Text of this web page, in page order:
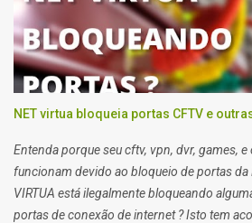
NET virtua bloqueia portas CFTV e
Entenda porque seu cftv, vpn, dvr, games,
funcionam devido ao bloqueio de portas da
VIRTUA está ilegalmente bloqueando
portas de conexão de internet ? Isto tem